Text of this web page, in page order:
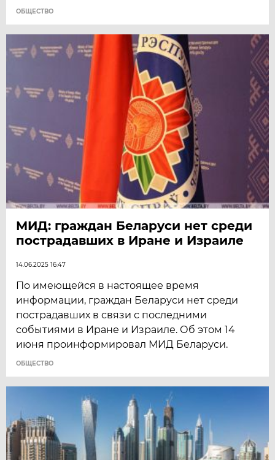
ОБЩЕСТВО
МИД: граждан Беларуси нет среди
пострадавших в Иране и Израиле
14.06.2025 16:47
По имеющейся в настоящее время
информации, граждан Беларуси нет среди
пострадавших в связи с последними
событиями в Иране и Израиле. Об этом 14
июня проинформировал МИД Беларуси.
ОБЩЕСТВО